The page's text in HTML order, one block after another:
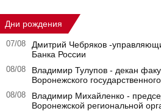
Дни рождения
07/08
Дмитрий Чебряков -
Банка России
08/08
Владимир Тулупов - декан
Воронежского
08/08
Владимир Михайленко -
Воронежской региональной